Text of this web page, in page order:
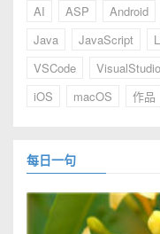
AI ASP Android
Java
JavaScript
VSCode
VisualStudio
iOS
macOS 作品
每日一句